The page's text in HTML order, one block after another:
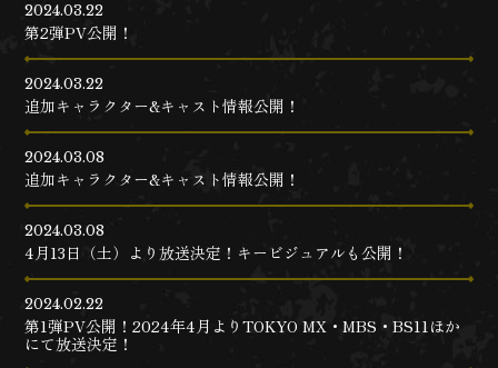
2024.03.22
第2弾PV公開！
2024.03.22
追加キャラクター&キャスト情報公開！
2024.03.08
追加キャラクター&キャスト情報公開！
2024.03.08
4月13日（土）より放送決定！キービジュアルも公開！
2024.02.22
第1弾PV公開！2024年4月よりTOKYO MX・MBS・BS11ほか
にて放送決定！